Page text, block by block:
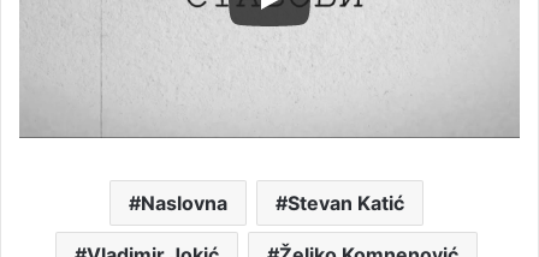
Naslovna Stevan Katić